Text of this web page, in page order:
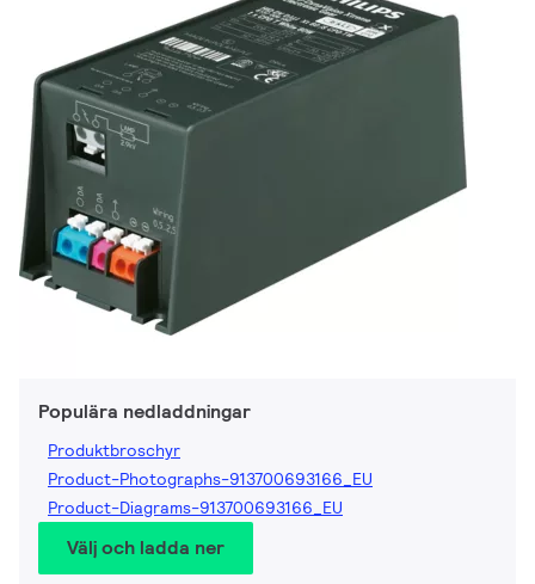
Populära nedladdningar
Produktbroschyr
Product-Photographs-913700693166_EU
Product-Diagrams-913700693166_EU
Välj och ladda ner